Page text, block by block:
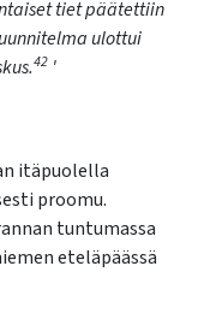
tiet päätettiin
ulottui
42 '
itäpuolella
proomu.
tuntumassa
eteläpäässä